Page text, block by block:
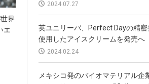
界
エ
2024.07.27
英ユニリーバ、Perfect Dayの精
使用したアイスクリームを発売へ
2024.02.24
メキシコ発のバイオマテリアル企